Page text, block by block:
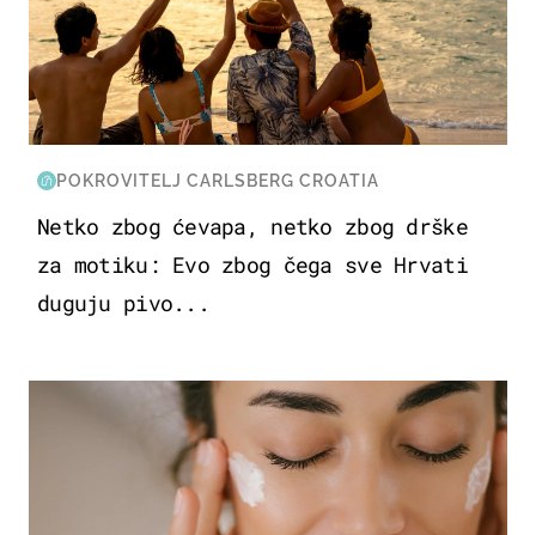
POKROVITELJ CARLSBERG CROATIA
Netko zbog ćevapa, netko zbog drške
za motiku: Evo zbog čega sve Hrvati
duguju pivo...
MODA & LJEPOTA